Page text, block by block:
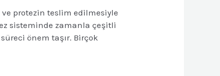
ve protezin teslim edilmesiyle
sisteminde zamanla çeşitli
önem taşır. Birçok